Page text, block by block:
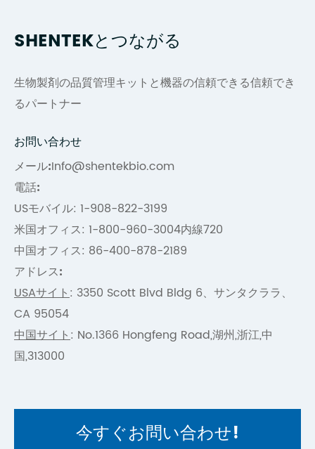
SHENTEKとつながる
生物製剤の品質管理キットと機器の信頼できる信頼でき
るパートナー
お問い合わせ
メール:Info@shentekbio.com
電話:
USモバイル: 1-908-822-3199
米国オフィス: 1-800-960-3004内線720
中国オフィス: 86-400-878-2189
アドレス:
USAサイト: 3350 Scott Blvd Bldg 6、サンタクララ、
CA 95054
中国サイト: No.1366 Hongfeng Road,湖州,浙江,中
国,313000
今すぐお問い合わせ!